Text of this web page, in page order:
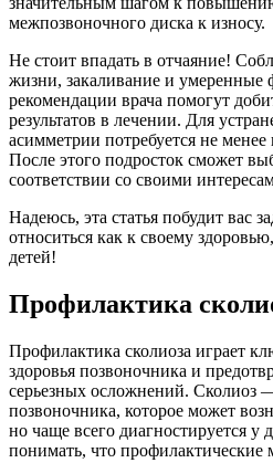
межпозвоночного диска к износу.
Не стоит впадать в отчаяние!
жизни, закаливание и умеренные
рекомендации врача помогут
результатов в лечении. Для
асимметрии потребуется не менее
После этого подросток сможет
соответствии со своими
Надеюсь, эта статья побудит вас
относиться как к своему
детей!
Профилактика
Профилактика сколиоза играет
здоровья позвоночника и
серьезных осложнений. Сколиоз
позвоночника, которое может
но чаще всего диагностируется у
понимать, что профилактические